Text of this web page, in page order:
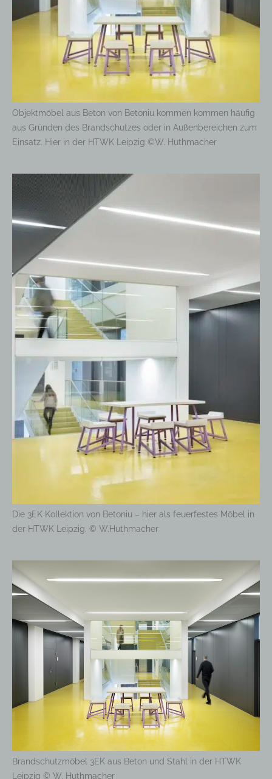
Objektmöbel aus Beton von Betoniu kommen kommen häufig
aus Gründen des Brandschutzes oder in Außenbereichen zum
Einsatz. Hier in der HTWK Leipzig ©W. Huthmacher
Die 3EK Kollektion von Betoniu – hier als feuerfestes Möbel in
der HTWK Leipzig. © W.Huthmacher
Brandschutzmöbel 3EK aus Beton und Stahl in der HTWK
Leipzig © W. Huthmacher